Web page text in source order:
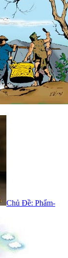
Chủ Đề: Phẩm-